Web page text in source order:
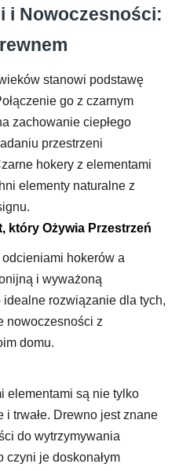
i Nowoczesności:
stanowi podstawę
go z czarnym
zachowanie ciepłego
przestrzeni
hokery z elementami
elementy naturalne z
który Ożywia Przestrzeń
hokerów a
i wyważoną
rozwiązanie dla tych,
nowoczesności z
domu.
elementami są nie tylko
i trwałe. Drewno jest znane
do wytrzymywania
czyni je doskonałym